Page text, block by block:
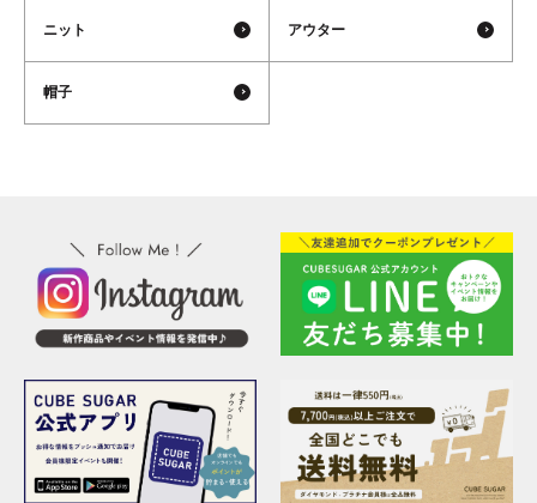
ニット アウター
帽子